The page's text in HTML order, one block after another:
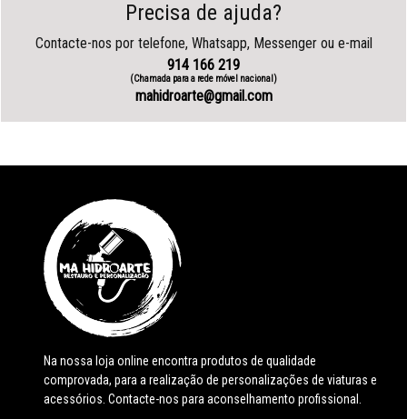
Precisa de ajuda?
Contacte-nos por telefone, Whatsapp, Messenger ou e-mail
914 166 219
(Chamada para a rede móvel nacional)
mahidroarte@gmail.com
Na nossa loja online encontra produtos de qualidade
comprovada, para a realização de personalizações de viaturas e
acessórios. Contacte-nos para aconselhamento profissional.